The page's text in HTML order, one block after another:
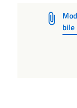
bile